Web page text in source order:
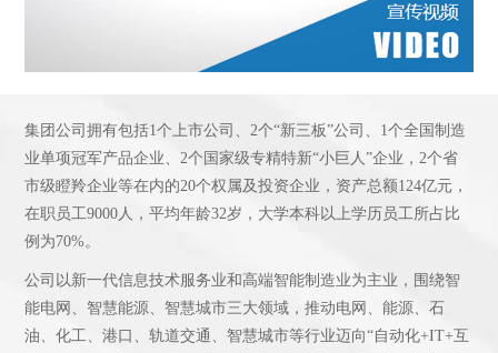
集团公司拥有包括1个上市公司、2个“新三板”公司、1个全国制造
业单项冠军产品企业、2个国家级专精特新“小巨人”企业，2个省
市级瞪羚企业等在内的20个权属及投资企业，资产总额124亿元，
在职员工9000人，平均年龄32岁，大学本科以上学历员工所占比
例为70%。
公司以新一代信息技术服务业和高端智能制造业为主业，围绕智
能电网、智慧能源、智慧城市三大领域，推动电网、能源、石
油、化工、港口、轨道交通、智慧城市等行业迈向“自动化+IT+互